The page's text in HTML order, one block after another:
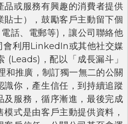
品或服務有興趣的消費者提供
貼士），鼓勵客戶主動留下個
話、電郵等)，讓公司聯絡他
會利用LinkedIn或其他社交媒
(Leads)，配以「成長漏斗」
推廣，制訂獨一無二的公關
識你，產生信任，到持續追蹤
及服務，循序漸進，最後完成
式是由客戶主動提供資料，